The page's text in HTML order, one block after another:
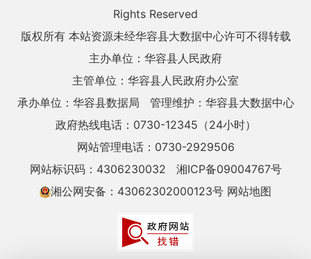
Rights Reserved
版权所有 本站资源未经华容县大数据中心许可不得转载
主办单位：华容县人民政府
主管单位：华容县人民政府办公室
承办单位：华容县数据局
管理维护：华容县大数据中心
政府热线电话：0730-12345（24小时）
网站管理电话：0730-2929506
网站标识码：4306230032
湘ICP备09004767号
湘公网安备：43062302000123号 网站地图